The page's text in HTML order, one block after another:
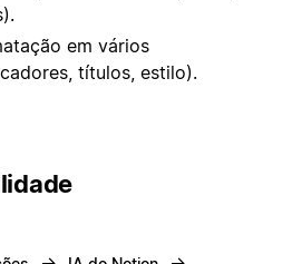
em vários
títulos, estilo).